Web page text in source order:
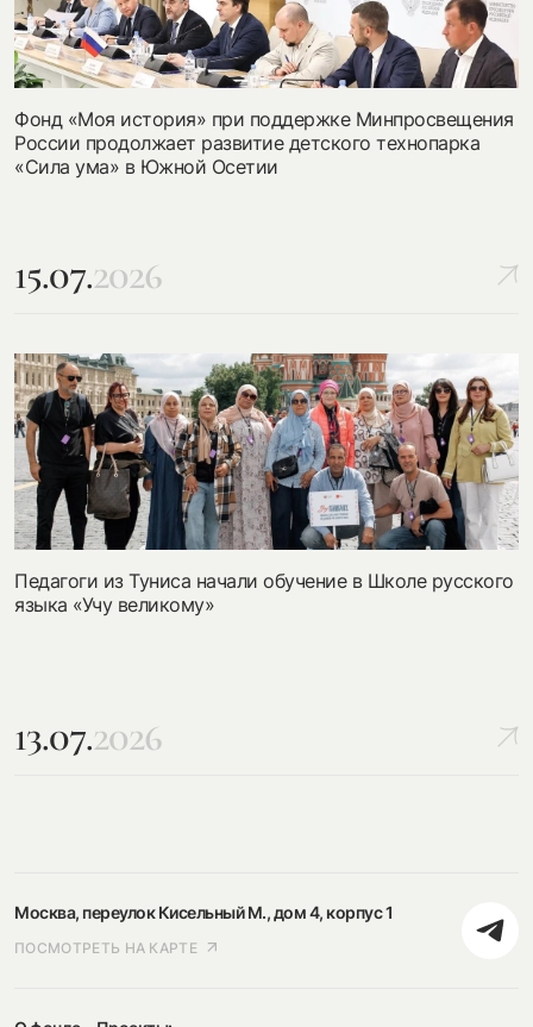
Фонд «Моя история» при поддержке Минпросвещения
России продолжает развитие детского технопарка
«Сила ума» в Южной Осетии
15.07.2026
Педагоги из Туниса начали обучение в Школе русского
языка «Учу великому»
13.07.2026
Москва, переулок Кисельный М., дом 4, корпус 1
ПОСМОТРЕТЬ НА КАРТЕ